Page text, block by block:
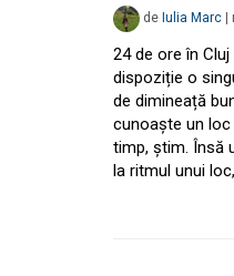
de Iulia Marc
24 de ore în
dispoziție o
de dimineață
cunoaște un loc
timp, știm. Însă
la ritmul unui